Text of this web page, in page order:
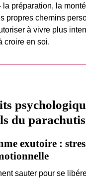
préparation, la
propres chemins
à vivre plus
croire en soi.
du
exutoire :
sauter pour se